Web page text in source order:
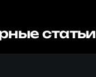
статьи